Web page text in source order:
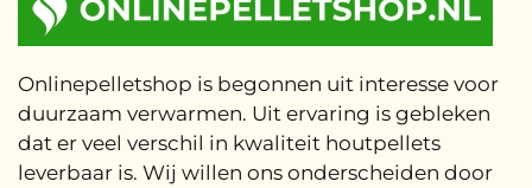
Onlinepelletshop is begonnen uit interesse voor
duurzaam verwarmen. Uit ervaring is gebleken
dat er veel verschil in kwaliteit houtpellets
leverbaar is. Wij willen ons onderscheiden door